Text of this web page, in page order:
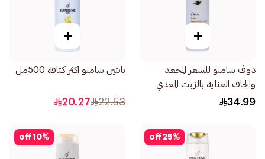
+
دوڤ شامبو للشعر المجعد
والجاف العناية بالزيت المغذي
34.99
+
بانتين شامبو اكثر كثافة 500مل
22.53
20.27
25%
off
10%
off